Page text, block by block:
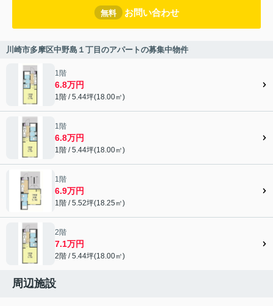
無料 お問い合わせ
川崎市多摩区中野島１丁目のアパートの募集中物件
1階
6.8万円
1階 / 5.44坪(18.00㎡)
1階
6.8万円
1階 / 5.44坪(18.00㎡)
1階
6.9万円
1階 / 5.52坪(18.25㎡)
2階
7.1万円
2階 / 5.44坪(18.00㎡)
周辺施設